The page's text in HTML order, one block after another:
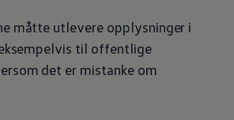
måtte utlevere opplysninger i
til offentlige
det er mistanke om